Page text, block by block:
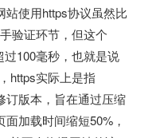
站使用https协议虽然比
验证环节，但这个
100毫秒，也就是说
https实际上是指
订版本，旨在通过压缩
加载时间缩短50%，